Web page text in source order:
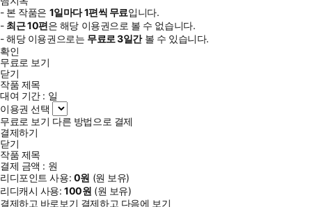
- 본 작품은 1일마다1편씩 무료입니다.
- 최근10편은 해당 이용권으로 볼 수 없습니다.
- 해당 이용권으로는 무료로3일간볼 수 있습니다.
확인
무료로 보기
닫기
작품 제목
대여 기간 : 일
이용권 선택
무료로 보기 다른 방법으로 결제
결제하기
닫기
작품 제목
결제 금액 : 원
리디포인트 사용: 0원 (원 보유)
리디캐시 사용:100원 (원 보유)
결제하고 바로보기 결제하고 다음에 보기